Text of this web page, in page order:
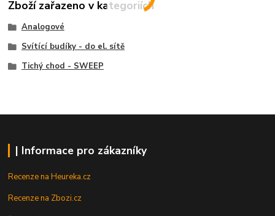
Zboží zařazeno v kategoriích
Analogové
Svítící budíky - do el. sítě
Tichý chod - SWEEP
| Informace pro zákazníky
Recenze na Heureka.cz
Recenze na Zbozi.cz